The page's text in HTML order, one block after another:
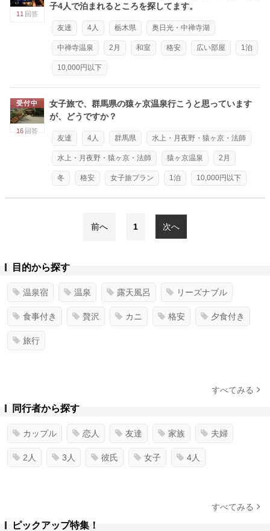
11 回答
子4人で泊まれるところを探してます。
友達 4人 栃木県 奥日光・中禅寺湖
中禅寺温泉 2月 和室 格安 広い部屋 1泊
10,000円以下
受付中
16 回答
女子旅で、群馬県の猿ヶ京温泉行こうと思っています
が、どうですか？
友達 4人 群馬県 水上・月夜野・猿ヶ京・法師
水上・月夜野・猿ヶ京・法師 猿ヶ京温泉 2月
冬 格安 女子旅プラン 1泊 10,000円以下
前へ 1 次へ
目的から探す
温泉宿 温泉 露天風呂 リーズナブル
食事付き 贅沢 カニ 格安 夕食付き
旅行
すべてみる
同行者から探す
カップル 恋人 友達 家族 夫婦
2人 3人 彼氏 女子 4人
すべてみる
ピックアップ特集！